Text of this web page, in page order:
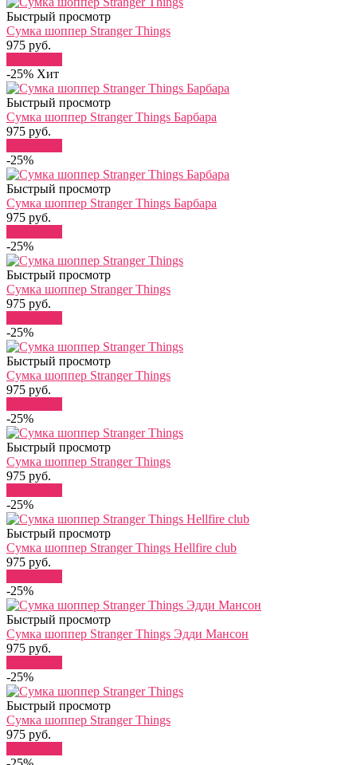
Быстрый просмотр
Сумка шоппер Stranger Things
975 руб.
-25% Хит
Быстрый просмотр
Сумка шоппер Stranger Things Барбара
975 руб.
-25%
Быстрый просмотр
Сумка шоппер Stranger Things Барбара
975 руб.
-25%
Быстрый просмотр
Сумка шоппер Stranger Things
975 руб.
-25%
Быстрый просмотр
Сумка шоппер Stranger Things
975 руб.
-25%
Быстрый просмотр
Сумка шоппер Stranger Things
975 руб.
-25%
Быстрый просмотр
Сумка шоппер Stranger Things Hellfire club
975 руб.
-25%
Быстрый просмотр
Сумка шоппер Stranger Things Эдди Мансон
975 руб.
-25%
Быстрый просмотр
Сумка шоппер Stranger Things
975 руб.